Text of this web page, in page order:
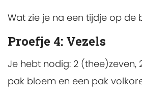
Wat zie je na een tijdje op de
Proefje 4: Vezels
Je hebt nodig: 2 (thee)zeven,
pak bloem en een pak